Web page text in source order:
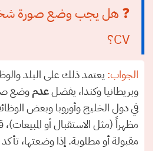
❓ هل يجب وضع صورة
CV؟
الجواب: يعتمد ذلك على البلد
وبريطانيا وكندا، يفضلعدموضع
في دول الخليج وأوروبا وبعض
مظهراً (مثل الاستقبال أو
مقبولة أو مطلوبة. إذا وضعتها،